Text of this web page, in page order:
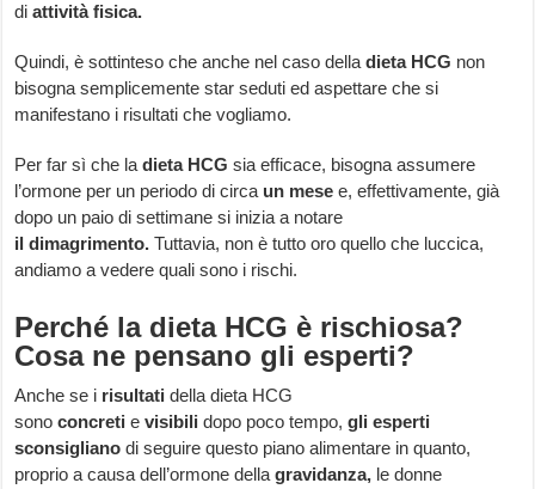
diattività fisica.
Quindi, è sottinteso che anche nel caso delladieta HCG non
bisogna semplicemente star seduti ed aspettare che si
manifestano i risultati che vogliamo.
Per far sì che ladieta HCG sia efficace, bisogna assumere
l’ormone per un periodo di circa un mese e, effettivamente, già
dopo un paio di settimane si inizia a notare
il dimagrimento. Tuttavia, non è tutto oro quello che luccica,
andiamo a vedere quali sono i rischi.
Perché la dieta HCG è rischiosa?
Cosa ne pensano gli esperti?
Anche se i risultati della dieta HCG
sonoconcreti evisibili dopo poco tempo,gli esperti
sconsigliano di seguire questo piano alimentare in quanto,
proprio a causa dell’ormone dellagravidanza, le donne